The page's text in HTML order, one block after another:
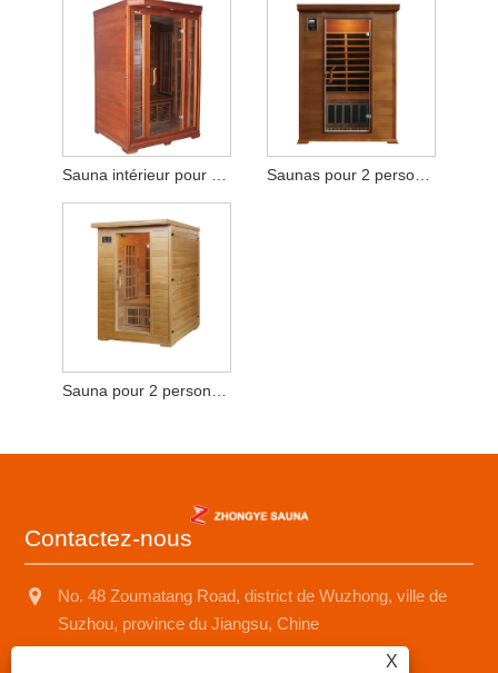
Sauna intérieur pour 2-3 personnes Saunas pour 2 personnes Spas domestiques
Contactez-nous
No. 48 Zoumatang Road, district de Wuzhong, ville de
Suzhou, province du Jiangsu, Chine
X